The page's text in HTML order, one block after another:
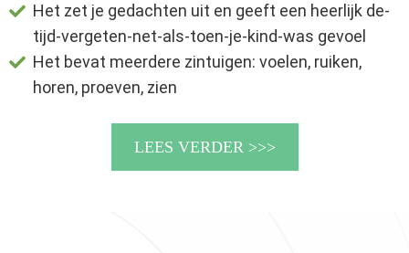
Het zet je gedachten uit en geeft een heerlijk de-
tijd-vergeten-net-als-toen-je-kind-was gevoel
Het bevat meerdere zintuigen: voelen, ruiken,
horen, proeven, zien
LEES VERDER >>>